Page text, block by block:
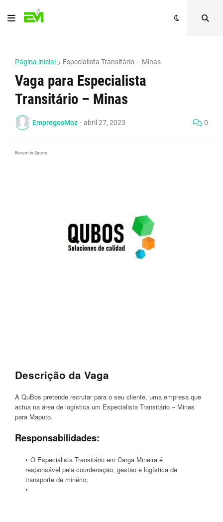
Página inicial Especialista Transitário – Minas
Vaga para Especialista
Transitário – Minas
EmpregosMoz - abril 27, 2023 0
Recent in Sports
Descrição da Vaga
A QuBos pretende recrutar para o seu cliente, uma empresa que
actua na área de logística um Especialista Transitário – Minas
para Maputo.
Responsabilidades:
O Especialista Transitário em Carga Mineira é
responsável pela coordenação, gestão e logística de
transporte de minério;